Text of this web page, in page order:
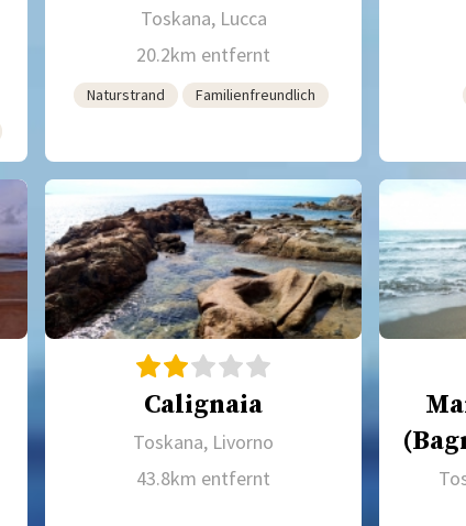
Toskana, Lucca
20.2km entfernt
Naturstrand Familienfreundlich
Calignaia
Toskana, Livorno
43.8km entfernt